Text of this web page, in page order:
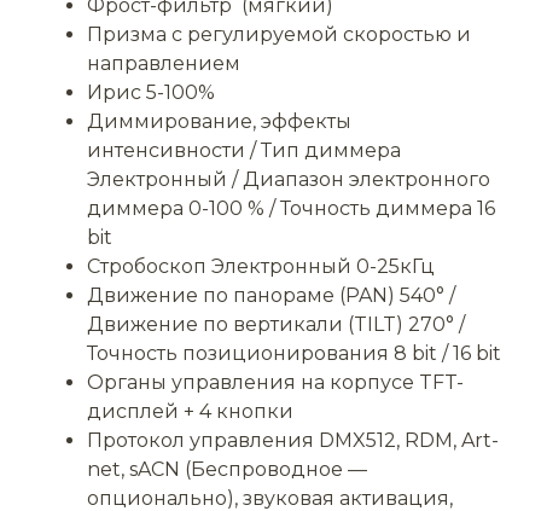
Фрост-фильтр (мягкий)
Призма с регулируемой скоростью и
направлением
Ирис 5-100%
Диммирование, эффекты
интенсивности / Тип диммера
Электронный / Диапазон электронного
диммера 0-100 % / Точность диммера 16
bit
Стробоскоп Электронный 0-25кГц
Движение по панораме (PAN) 540° /
Движение по вертикали (TILT) 270° /
Точность позиционирования 8 bit / 16 bit
Органы управления на корпусе TFT-
дисплей + 4 кнопки
Протокол управления DMX512, RDM, Art-
net, sACN (Беспроводное —
опционально), звуковая активация,